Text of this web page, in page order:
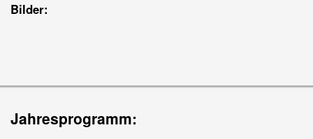
Bilder:
Jahresprogramm: